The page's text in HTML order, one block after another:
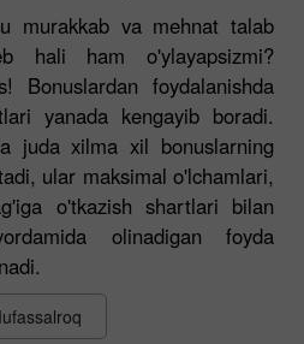
murakkab va mehnat talab
hali ham o'ylayapsizmi?
Bonuslardan foydalanishda
yanada kengayib boradi.
juda xilma xil bonuslarning
ular maksimal o'lchamlari,
o'tkazish shartlari bilan
olinadigan foyda